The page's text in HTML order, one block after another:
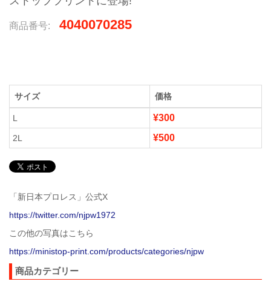
商品番号: 4040070285
サイズ 価格
L ¥300
2L ¥500
「新日本プロレス」公式X
https://twitter.com/njpw1972
この他の写真はこちら
https://ministop-print.com/products/categories/njpw
商品カテゴリー